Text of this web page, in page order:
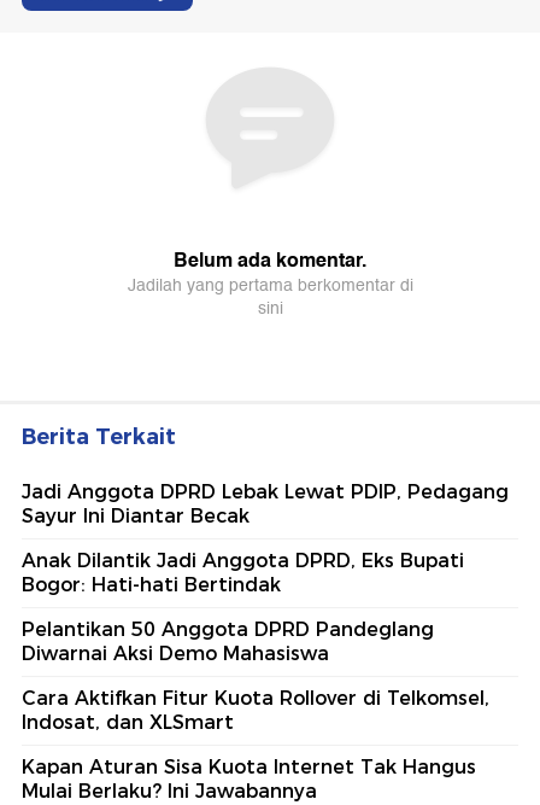
Berita Terkait
Jadi Anggota DPRD Lebak Lewat PDIP, Pedagang
Sayur Ini Diantar Becak
Anak Dilantik Jadi Anggota DPRD, Eks Bupati
Bogor: Hati-hati Bertindak
Pelantikan 50 Anggota DPRD Pandeglang
Diwarnai Aksi Demo Mahasiswa
Cara Aktifkan Fitur Kuota Rollover di Telkomsel,
Indosat, dan XLSmart
Kapan Aturan Sisa Kuota Internet Tak Hangus
Mulai Berlaku? Ini Jawabannya